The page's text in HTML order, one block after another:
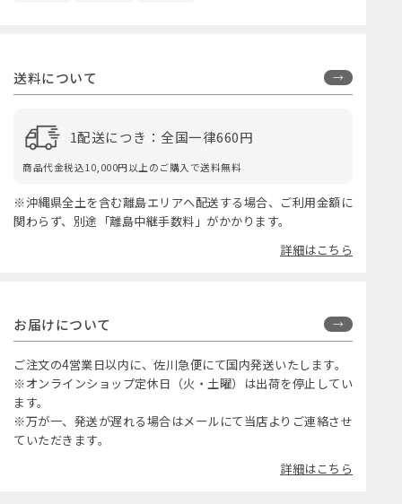
送料について
1配送につき：全国一律660円
商品代金税込10,000円以上のご購入で送料無料
※沖縄県全土を含む離島エリアへ配送する場合、ご利用金額に
関わらず、別途「離島中継手数料」がかかります。
詳細はこちら
お届けについて
ご注文の4営業日以内に、佐川急便にて国内発送いたします。
※オンラインショップ定休日（火・土曜）は出荷を停止してい
ます。
※万が一、発送が遅れる場合はメールにて当店よりご連絡させ
ていただきます。
詳細はこちら